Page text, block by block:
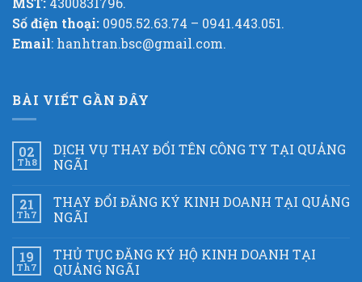
Số điện thoại: 0905.52.63.74 – 0941.443.051.
Email: hanhtran.bsc@gmail.com.
BÀI VIẾT GẦN ĐÂY
02
Th8
DỊCH VỤ THAY ĐỔI TÊN CÔNG TY TẠI QUẢNG
NGÃI
21
Th7
THAY ĐỔI ĐĂNG KÝ KINH DOANH TẠI QUẢNG
NGÃI
19
Th7
THỦ TỤC ĐĂNG KÝ HỘ KINH DOANH TẠI
QUẢNG NGÃI